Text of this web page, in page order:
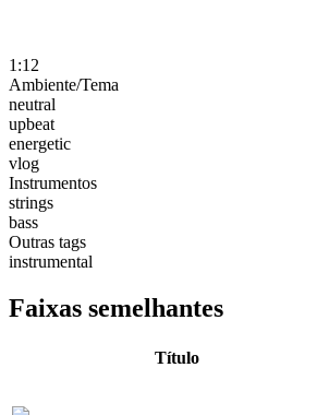
1:12
Ambiente/Tema
neutral
upbeat
energetic
vlog
Instrumentos
strings
bass
Outras tags
instrumental
Faixas semelhantes
Título